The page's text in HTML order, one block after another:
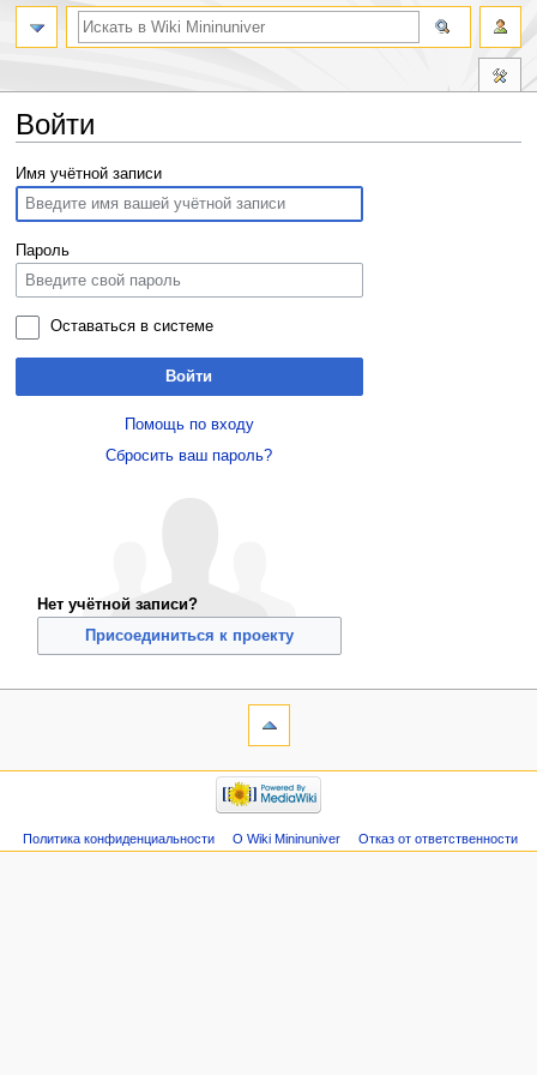
Войти
Перейти
навигации
Перейти
поиску
Имя учётной записи
Пароль
Оставаться в системе
Войти
Помощь по входу
Сбросить ваш пароль?
Нет учётной записи?
Присоединиться к проекту
Политика конфиденциальности О Wiki Mininuniver Отказ от ответственности